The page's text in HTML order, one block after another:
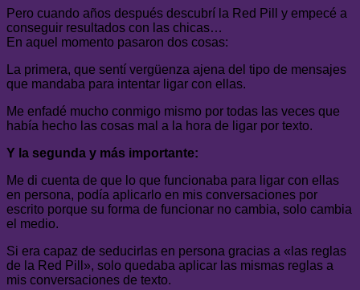
Pero cuando años después descubrí la Red Pill y empecé a
conseguir resultados con las chicas…
En aquel momento pasaron dos cosas:
La primera, que sentí vergüenza ajena del tipo de mensajes
que mandaba para intentar ligar con ellas.
Me enfadé mucho conmigo mismo por todas las veces que
había hecho las cosas mal a la hora de ligar por texto.
Y la segunda y más importante:
Me di cuenta de que lo que funcionaba para ligar con ellas
en persona, podía aplicarlo en mis conversaciones por
escrito porque su forma de funcionar no cambia, solo cambia
el medio.
Si era capaz de seducirlas en persona gracias a «las reglas
de la Red Pill», solo quedaba aplicar las mismas reglas a
mis conversaciones de texto.